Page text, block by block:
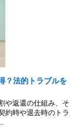
？法的トラブルを
や返還の仕組み、そ
約時や退去時のトラ